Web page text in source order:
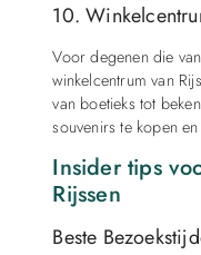
10.
Voor degenen die
winkelcentrum van
van boetieks tot
souvenirs te kopen
Insider tips
Rijssen
Beste